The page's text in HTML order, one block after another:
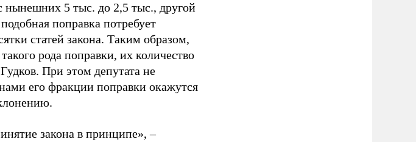
5 тыс. до 2,5 тыс., другой
поправка потребует
статей закона. Таким образом,
рода поправки, их количество
При этом депутата не
его фракции поправки окажутся
закона в принципе», –